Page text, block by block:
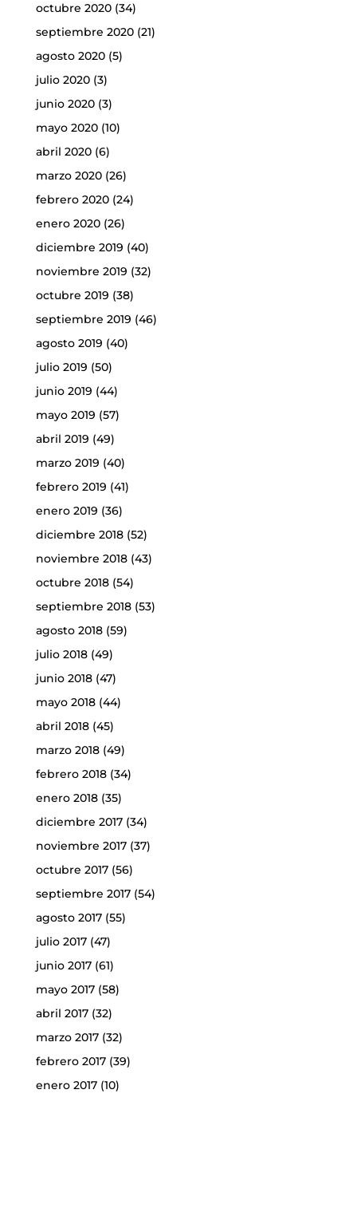
octubre 2020(34)
septiembre 2020(21)
agosto 2020(5)
julio 2020(3)
junio 2020(3)
mayo 2020(10)
abril 2020(6)
marzo 2020(26)
febrero 2020(24)
enero 2020(26)
diciembre 2019 (40)
noviembre 2019 (32)
octubre 2019 (38)
septiembre 2019 (46)
agosto 2019 (40)
julio 2019 (50)
junio 2019 (44)
mayo 2019 (57)
abril 2019 (49)
marzo 2019 (40)
febrero 2019 (41)
enero 2019 (36)
diciembre 2018(52)
noviembre 2018(43)
octubre 2018(54)
septiembre 2018(53)
agosto 2018(59)
julio 2018(49)
junio 2018(47)
mayo 2018(44)
abril 2018(45)
marzo 2018(49)
febrero 2018(34)
enero 2018(35)
diciembre 2017(34)
noviembre 2017(37)
octubre 2017(56)
septiembre 2017(54)
agosto 2017(55)
julio 2017(47)
junio 2017(61)
mayo 2017(58)
abril 2017(32)
marzo 2017(32)
febrero 2017(39)
enero 2017(10)